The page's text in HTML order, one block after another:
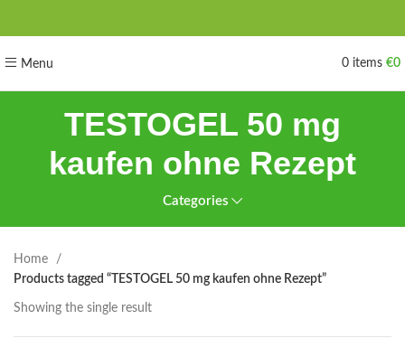
Menu 0 items €0
TESTOGEL 50 mg
kaufen ohne Rezept
Categories
Home
Products tagged “TESTOGEL 50 mg kaufen ohne Rezept”
Showing the single result